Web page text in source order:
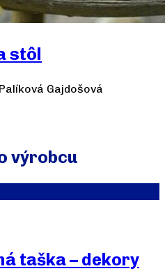
stôl
Gajdošová
výrobcu
taška – dekory